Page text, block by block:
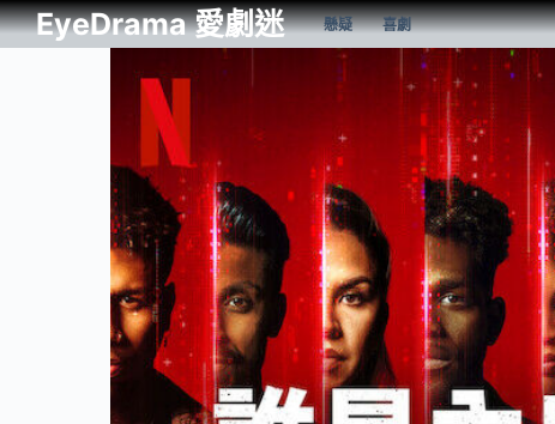
EyeDrama 愛劇迷 懸疑 喜劇